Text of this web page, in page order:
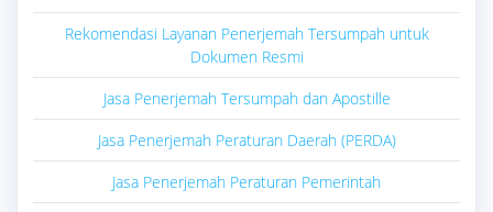
Rekomendasi Layanan Penerjemah Tersumpah untuk
Dokumen Resmi
Jasa Penerjemah Tersumpah dan Apostille
Jasa Penerjemah Peraturan Daerah (PERDA)
Jasa Penerjemah Peraturan Pemerintah